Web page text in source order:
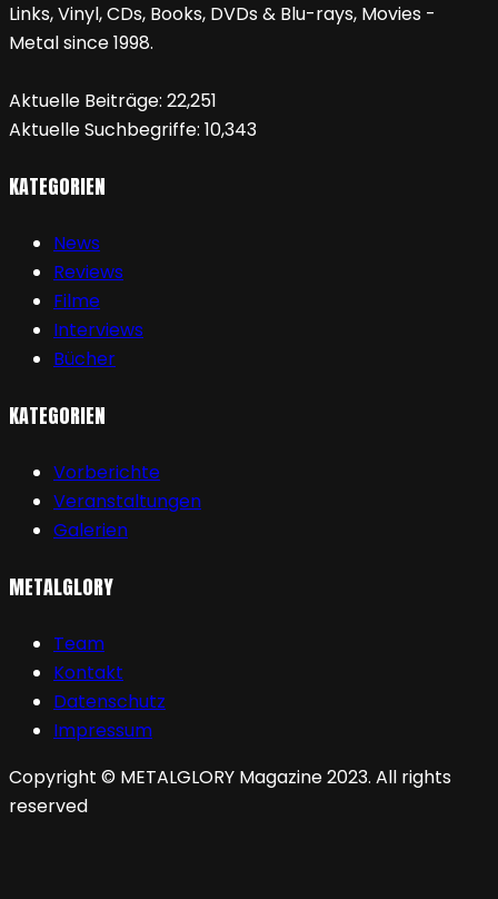
Links, Vinyl, CDs, Books, DVDs & Blu-rays, Movies -
Metal since 1998.
Aktuelle Beiträge: 22,251
Aktuelle Suchbegriffe: 10,343
KATEGORIEN
News
Reviews
Filme
Interviews
Bücher
KATEGORIEN
Vorberichte
Veranstaltungen
Galerien
METALGLORY
Team
Kontakt
Datenschutz
Impressum
Copyright © METALGLORY Magazine 2023. All rights
reserved